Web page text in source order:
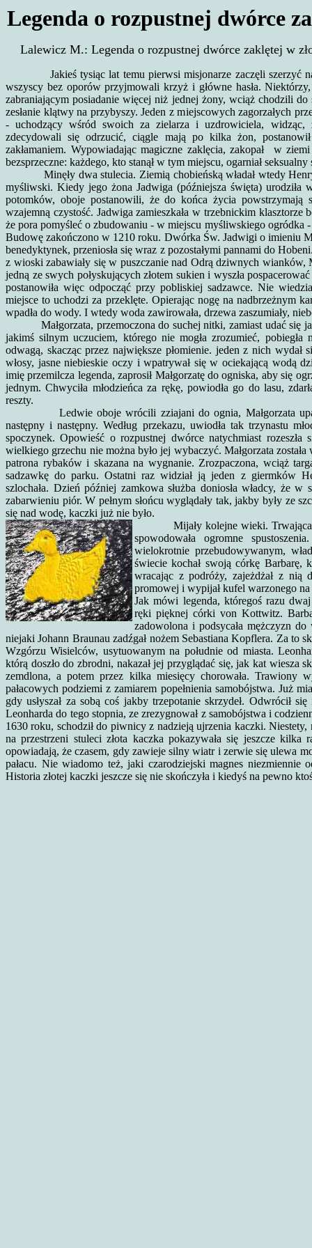
Legenda o rozpustnej dwórce
Lalewicz M.: Legenda o rozpustnej dwórce zaklętej w
Jakieś tysiąc lat temu pierwsi misjonarze zaczęli szerzyć na
wszyscy bez oporów przyjmowali krzyż i główne hasła.
zabraniającym posiadanie więcej niż jednej żony, wciąż chodzili
zesłanie klątwy na przybyszy. Jeden z miejscowych zagorzałych
- uchodzący wśród swoich za zielarza i uzdrowiciela,
zdecydowali się odrzucić, ciągle mają po kilka żon,
zakłamaniem. Wypowiadając magiczne zaklęcia, zakopał w
bezsprzeczne: każdego, kto stanął w tym miejscu, ogarniał seksualny
Minęły dwa stulecia. Ziemią chobieńską władał wtedy
myśliwski. Kiedy jego żona Jadwiga (późniejsza święta) urodziła
potomków, oboje postanowili, że do końca życia
wzajemną czystość. Jadwiga zamieszkała w trzebnickim klasztorze
że pora pomyśleć o zbudowaniu - w miejscu myśliwskiego ogródka
Budowę zakończono w 1210 roku. Dwórka Św. Jadwigi o imieniu
benedyktynek, przeniosła się wraz z pozostałymi pannami do
z wioski zabawiały się w puszczanie nad Odrą dziwnych wianków,
jedną ze swych połyskujących złotem sukien i wyszła
postanowiła więc odpocząć przy pobliskiej sadzawce. Nie
miejsce to uchodzi za przeklęte. Opierając nogę na nadbrzeżnym
wpadła do wody. I wtedy woda zawirowała, drzewa zaszumiały,
Małgorzata, przemoczona do suchej nitki, zamiast udać się
jakimś silnym uczuciem, którego nie mogła zrozumieć,
odwagą, skacząc przez największe płomienie. jeden z nich wydał
włosy, jasne niebieskie oczy i wpatrywał się w ociekającą wodą
imię przemilcza legenda, zaprosił Małgorzatę do ogniska, aby się
jednym. Chwyciła młodzieńca za rękę, powiodła go do lasu,
reszty.
Ledwie oboje wrócili zziajani do ognia, Małgorzata
następny i następny. Według przekazu, uwiodła tak trzynastu
spoczynek. Opowieść o rozpustnej dwórce natychmiast
wielkiego grzechu nie można było jej wybaczyć. Małgorzata
patrona rybaków i skazana na wygnanie. Zrozpaczona, wciąż
sadzawkę do parku. Ostatni raz widział ją jeden z giermków
szlochała. Dzień później zamkowa służba doniosła władcy, że
zabarwieniu piór. W pełnym słońcu wyglądały tak, jakby były ze
się nad wodę, kaczki już nie było.
Mijały kolejne wieki.
spowodowała ogromne
wielokrotnie przebudowywanym,
świecie kochał swoją córkę Barbarę,
wracając z podróży, zajeżdżał z nią
promowej i wypijał kufel warzonego
Jak mówi legenda, któregoś razu
ręki pięknej córki von Kottwitz.
zadowolona i podsycała mężczyzn
niejaki Johann Braunau zadźgał nożem Sebastiana Kopflera. Za to
Wzgórzu Wisielców, usytuowanym na południe od miasta.
którą doszło do zbrodni, nakazał jej przyglądać się, jak kat wiesza
zemdlona, a potem przez kilka miesięcy chorowała. Trawiony
pałacowych podziemi z zamiarem popełnienia samobójstwa. Już
gdy usłyszał za sobą coś jakby trzepotanie skrzydeł. Odwrócił
Leonharda do tego stopnia, ze zrezygnował z samobójstwa i
1630 roku, schodził do piwnicy z nadzieją ujrzenia kaczki.
na przestrzeni stuleci złota kaczka pokazywała się jeszcze
opowiadają, że czasem, gdy zawieje silny wiatr i zerwie się ulewa
pałacu. Nie wiadomo też, jaki czarodziejski magnes niezmiennie
Historia złotej kaczki jeszcze się nie skończyła i kiedyś na pewno